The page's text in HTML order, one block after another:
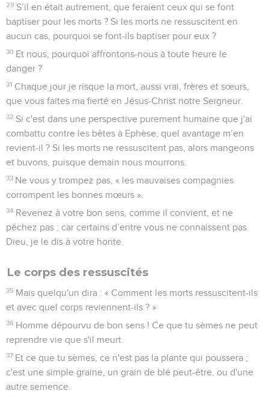
29 S’il en était autrement, que feraient ceux qui se font
baptiser pour les morts ? Si les morts ne ressuscitent en
aucun cas, pourquoi se font-ils baptiser pour eux ?
30 Et nous, pourquoi affrontons-nous à toute heure le
danger ?
31 Chaque jour je risque la mort, aussi vrai, frères et sœurs,
que vous faites ma fierté en Jésus-Christ notre Seigneur.
32 Si c'est dans une perspective purement humaine que j'ai
combattu contre les bêtes à Ephèse, quel avantage m’en
revient-il ? Si les morts ne ressuscitent pas, alors mangeons
et buvons, puisque demain nous mourrons.
33 Ne vous y trompez pas, « les mauvaises compagnies
corrompent les bonnes mœurs ».
34 Revenez à votre bon sens, comme il convient, et ne
péchez pas ; car certains d’entre vous ne connaissent pas
Dieu, je le dis à votre honte.
Le corps des ressuscités
35 Mais quelqu'un dira : « Comment les morts ressuscitent-ils
et avec quel corps reviennent-ils ? »
36 Homme dépourvu de bon sens ! Ce que tu sèmes ne peut
reprendre vie que s'il meurt.
37 Et ce que tu sèmes, ce n'est pas la plante qui poussera ;
c'est une simple graine, un grain de blé peut-être, ou d'une
autre semence.